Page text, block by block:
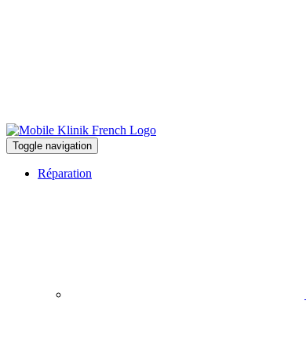
Toggle navigation
Réparation